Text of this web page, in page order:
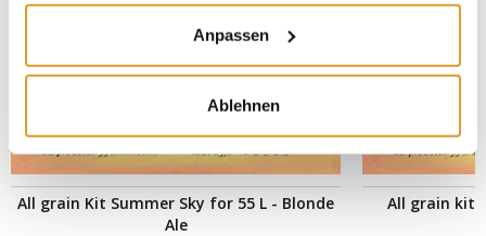
Anpassen
Ablehnen
All grain Kit Summer Sky for 55 L - Blonde
Ale
All grain kit